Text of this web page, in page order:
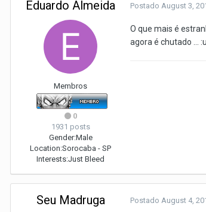
Eduardo Almeida
Membros
0
1931 posts
Gender:Male
Location:Sorocaba - SP
Interests:Just Bleed
Postado August 3,
O que mais é
agora é chutado ...
Seu Madruga Postado August 4,